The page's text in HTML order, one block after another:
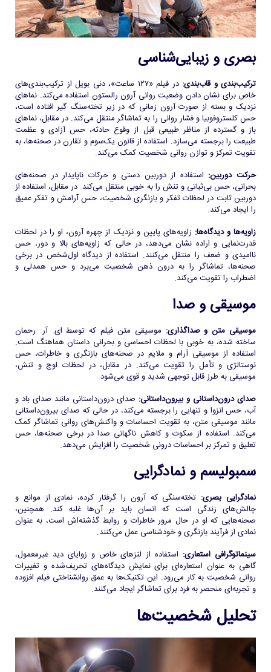
بصری و زیبایی‌شناسی
ترکیب‌بندی و قاب‌بندی:
در فیلم «۱۲۷ ساعت»، دنی بویل از ترکیب‌بندی‌های
خاص برای نشان دادن وضعیت روانی آرون رالستون استفاده می‌کند. نماهای
نزدیک و بسته از صورت آرون زمانی که در زیر تخته‌سنگ گیر افتاده است،
حس کلستروفوبیا و فشار روانی را به تماشاگر منتقل می‌کند. در مقابل، نماهای
باز و گسترده از مناظر طبیعی قبل از وقوع حادثه، حس آزادی و عظمت
طبیعت را برجسته می‌سازد. استفاده از قانون یک‌سوم و تقارن در صحنه‌ها، به
تقویت تمرکز و توازن روانی شخصیت کمک می‌کند.
حرکت دوربین: استفاده از دوربین دستی و حرکات ناپایدار در صحنه‌های
بحرانی، حس بی‌ثباتی و تنش را به خوبی منتقل می‌کند. در مقابل، استفاده از
دوربین ثابت در لحظات تفکر و بازنگری شخصیت، حس آرامش و تفکر عمیق
را ایجاد می‌کند.
زاویه‌ها و دیدگاه‌ها: زاویه‌های پایین و نزدیک از چهره آرون، او را در لحظات
قدرت‌نمایی و اراده نشان می‌دهد، در حالی که زاویه‌های بالا و دور، حس
ناامیدی و ضعف را منتقل می‌کنند. استفاده از دیدگاه اول‌شخص در برخی
صحنه‌ها، تماشاگر را به درون ذهن شخصیت می‌برد و حس همدلی و
اضطراب را تقویت می‌کند.
موسیقی و صدا
موسیقی متن و صداگذاری: موسیقی متن فیلم که توسط ای. آر. رحمان
ساخته شده، به خوبی با لحظات احساسی و بحرانی داستان هماهنگ است.
استفاده از موسیقی آرام و ملایم در صحنه‌های بازنگری و خاطرات، حس
نوستالژی و تأمل را تقویت می‌کند. در مقابل، در لحظات اوج و تنش،
موسیقی به طرز قابل توجهی شدید و قوی می‌شود.
صدای درون‌داستانی و بیرون‌داستانی: صدای درون‌داستانی مانند صدای باد و
آب، حس انزوا و تنهایی را برجسته می‌کند، در حالی که صدای بیرون‌داستانی
مانند موسیقی متن، به تقویت احساسات و واکنش‌های روانی تماشاگر کمک
می‌کند. استفاده از سکوت و کاهش ناگهانی صدا در برخی صحنه‌ها، حس
تعلیق و تمرکز بر احساسات درونی شخصیت را افزایش می‌دهد.
سمبولیسم و نمادگرایی
نمادگرایی بصری: تخته‌سنگی که آرون را گرفتار کرده، نمادی از موانع و
چالش‌های زندگی است که انسان باید بر آن‌ها غلبه کند. همچنین،
صحنه‌هایی که او در حال مرور خاطرات و روابط گذشته‌اش است، به عنوان
نمادی از فرآیند بازنگری و خودشناسی عمل می‌کنند.
سینماتوگرافی استعاری: استفاده از لنزهای خاص و زوایای دید غیرمعمول،
گاهی به عنوان استعاره‌ای برای نمایش دیدگاه‌های تحریف‌شده و تغییرات
روانی شخصیت به کار می‌رود. این تکنیک‌ها به عمق روانشناختی فیلم افزوده
و تجربه‌ای منحصر به فرد برای تماشاگر ایجاد می‌کنند.
تحلیل شخصیت‌ها